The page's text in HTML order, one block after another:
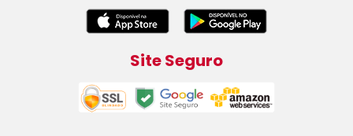
Site Seguro